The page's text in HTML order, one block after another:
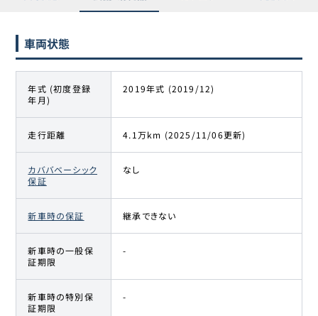
車両状態
年式 (初度登録
年月)
2019年式 (2019/12)
走行距離 4.1万km (2025/11/06更新)
カババベーシック
保証
なし
新車時の保証 継承できない
新車時の一般保
証期限
-
新車時の特別保
証期限
-